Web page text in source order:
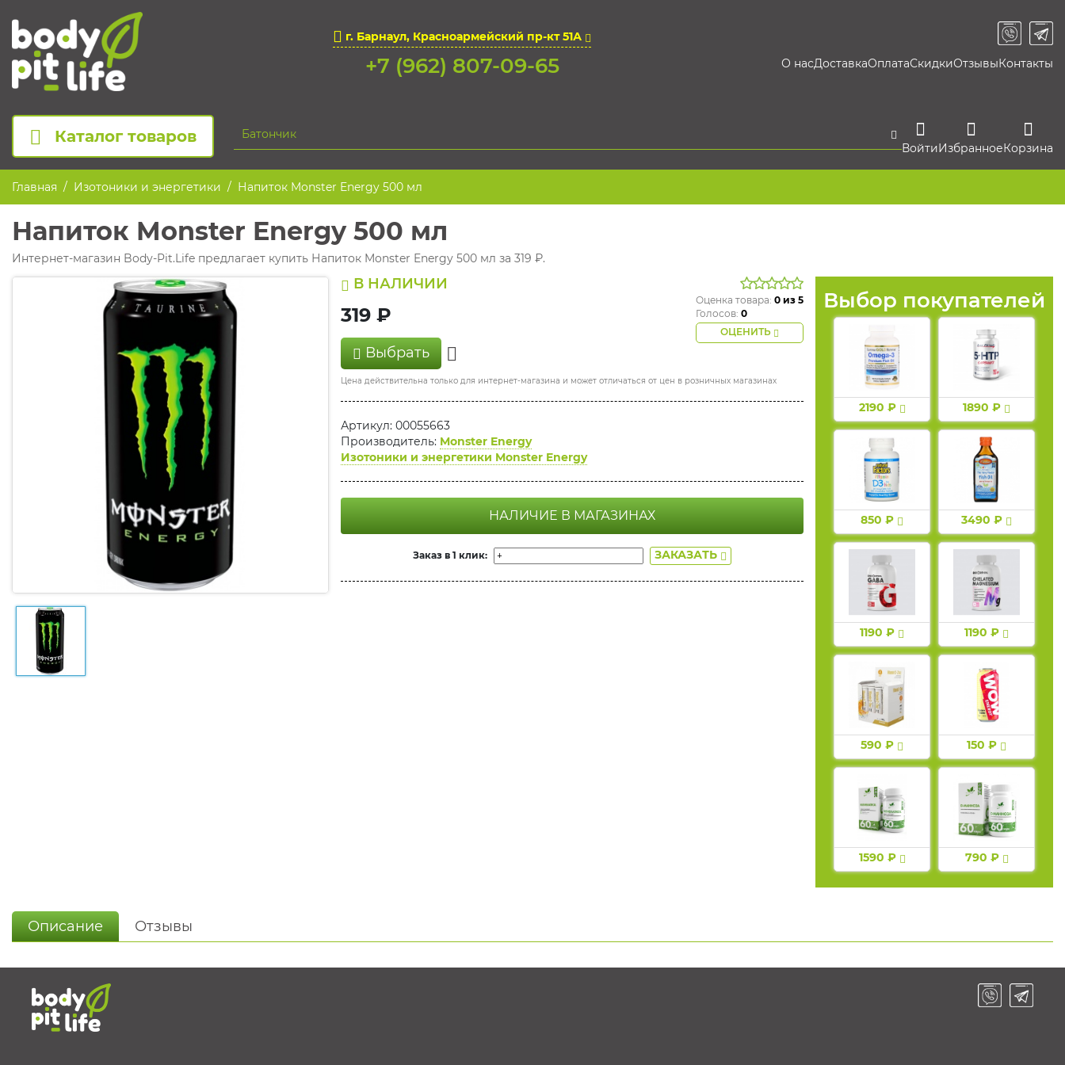
г. Барнаул, Красноармейский пр-кт 51А
+7 (962) 807-09-65 О насДоставкаОплатаСкидкиОтзывыКонтакты
Каталог товаров
ВойтиИзбранноеКорзина
Главная Изотоники и энергетики Напиток Monster Energy 500 мл
Напиток Monster Energy 500 мл
Интернет-магазин Body-Pit.Life предлагает купить Напиток Monster Energy 500 мл за 319 ₽.
В НАЛИЧИИ
319 ₽
Выбрать
Оценка товара: 0 из 5
Голосов: 0
ОЦЕНИТЬ
Цена действительна только для интернет-магазина и может отличаться от цен в розничных магазинах
Артикул: 00055663
Производитель: Monster Energy
Изотоники и энергетики Monster Energy
НАЛИЧИЕ В МАГАЗИНАХ
Заказ в 1 клик: ЗАКАЗАТЬ
Выбор покупателей
2190 ₽ 1890 ₽
850 ₽ 3490 ₽
1190 ₽ 1190 ₽
590 ₽ 150 ₽
1590 ₽ 790 ₽
Описание Отзывы